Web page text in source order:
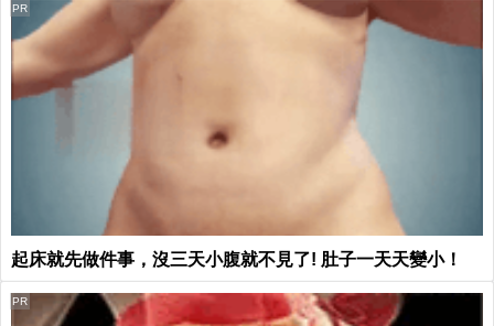
起床就先做件事，沒三天小腹就不見了! 肚子一天天變小！
PR
PR